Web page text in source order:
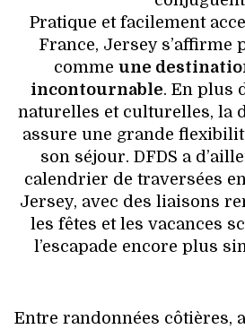
Pratique et facilement
France, Jersey s’affirme
comme une
incontournable. En plus
naturelles et culturelles, la
assure une grande
son séjour. DFDS a
calendrier de traversées
Jersey, avec des liaisons
les fêtes et les vacances
l’escapade encore plus
Entre randonnées côtières,